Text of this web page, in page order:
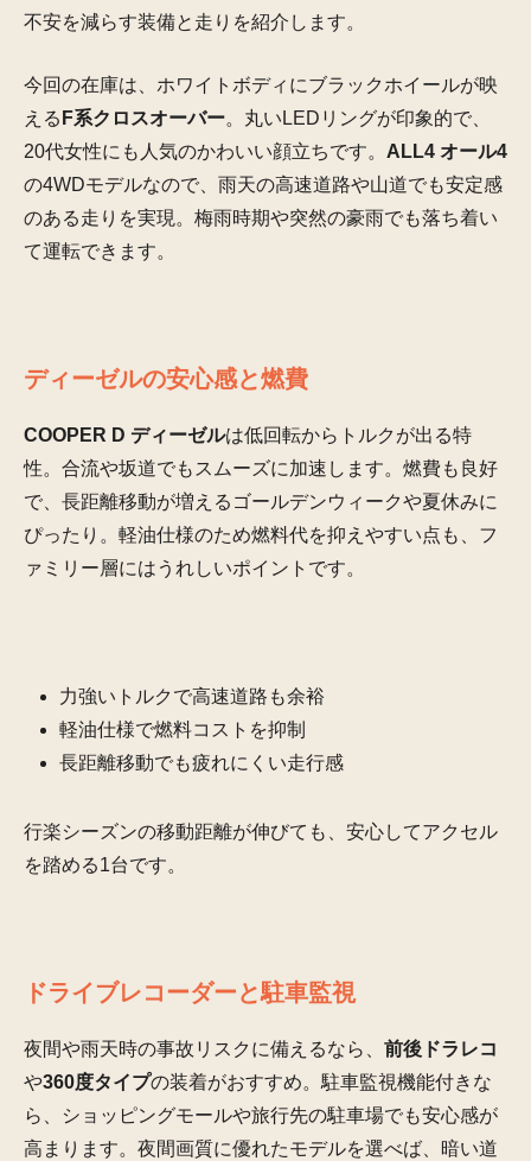
不安を減らす装備と走りを紹介します。
今回の在庫は、ホワイトボディにブラックホイールが映
える F系クロスオーバー。丸いLEDリングが印象的で、
20代女性にも人気のかわいい顔立ちです。 ALL4 オール4
の4WDモデルなので、雨天の高速道路や山道でも安定感
のある走りを実現。梅雨時期や突然の豪雨でも落ち着い
て運転できます。
ディーゼルの安心感と燃費
COOPER D ディーゼルは低回転からトルクが出る特
性。合流や坂道でもスムーズに加速します。燃費も良好
で、長距離移動が増えるゴールデンウィークや夏休みに
ぴったり。軽油仕様のため燃料代を抑えやすい点も、フ
ァミリー層にはうれしいポイントです。
力強いトルクで高速道路も余裕
軽油仕様で燃料コストを抑制
長距離移動でも疲れにくい走行感
行楽シーズンの移動距離が伸びても、安心してアクセル
を踏める1台です。
ドライブレコーダーと駐車監視
夜間や雨天時の事故リスクに備えるなら、 前後ドラレコ
や360度タイプの装着がおすすめ。駐車監視機能付きな
ら、ショッピングモールや旅行先の駐車場でも安心感が
高まります。夜間画質に優れたモデルを選べば、暗い道